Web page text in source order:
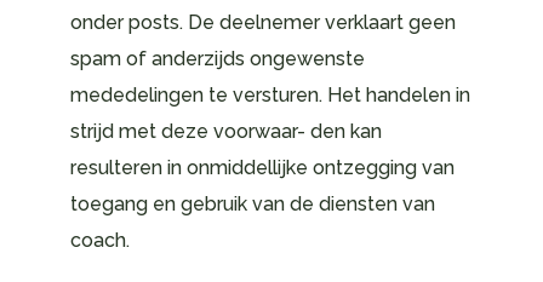
onder posts. De deelnemer verklaart geen
spam of anderzijds ongewenste
mededelingen te versturen. Het handelen in
strijd met deze voorwaar- den kan
resulteren in onmiddellijke ontzegging van
toegang en gebruik van de diensten van
coach.